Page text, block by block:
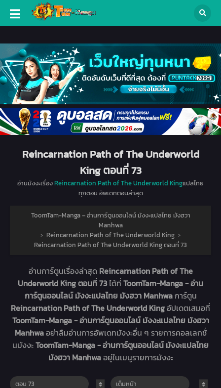
Reincarnation Path of The Underworld
King ตอนที่ 73
อ่านมังงะเรื่องReincarnation Path of The Underworld Kingแปลไทย
ทุกตอน อัพเดทตอนล่าสุด
ToomTam-Manga – อ่านการ์ตูนออนไลน์ มังงะแปลไทย มังฮวา
Manhwa
› Reincarnation Path of The Underworld King ›
Reincarnation Path of The Underworld King ตอนที่ 73
อ่านการ์ตูนเรื่องล่าสุด Reincarnation Path of The
Underworld King ตอนที่ 73ได้ที่ ToomTam-Manga - อ่าน
การ์ตูนออนไลน์ มังงะแปลไทย มังฮวา Manhwaการ์ตูน
Reincarnation Path of The Underworld Kingอัปเดตเสมอที่
ToomTam-Manga - อ่านการ์ตูนออนไลน์ มังงะแปลไทย มังฮวา
Manhwaอย่าลืมอ่านการอัพเดทมังงะอื่น ๆ รายการคอลเลกชั่
นมังงะToomTam-Manga - อ่านการ์ตูนออนไลน์ มังงะแปลไทย
มังฮวา Manhwaอยู่ในเมนูรายการมังงะ